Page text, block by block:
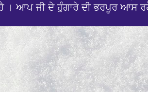
ਹੈ । ਆਪ ਜੀ ਦੇ ਹੁੰਗਾਰੇ ਦੀ ਭਰਪੂਰ ਆਸ